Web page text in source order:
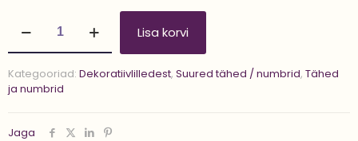
täht
'BLOOMY
90
CM'
Lisa korvi
Kategooriad: Dekoratiivlilledest, Suured tähed / numbrid, Tähed
ja numbrid
Jaga